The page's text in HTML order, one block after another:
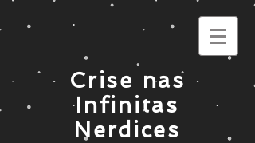
Crise nas
Infinitas
Nerdices